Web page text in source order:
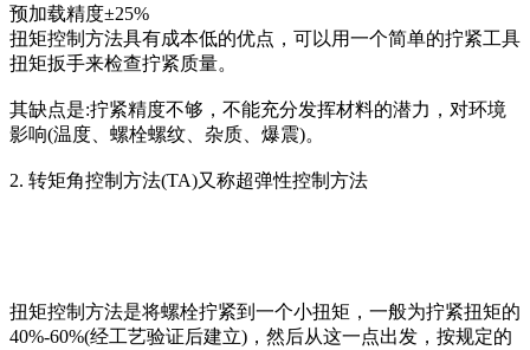
预加载精度±25%
扭矩控制方法具有成本低的优点，可以用一个简单的拧紧工具
扭矩扳手来检查拧紧质量。
其缺点是:拧紧精度不够，不能充分发挥材料的潜力，对环境
影响(温度、螺栓螺纹、杂质、爆震)。
2. 转矩角控制方法(TA)又称超弹性控制方法
扭矩控制方法是将螺栓拧紧到一个小扭矩，一般为拧紧扭矩的
40%-60%(经工艺验证后建立)，然后从这一点出发，按规定的